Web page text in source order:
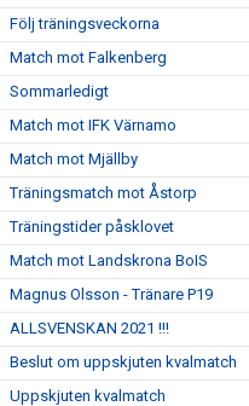
Följ träningsveckorna
Match mot Falkenberg
Sommarledigt
Match mot IFK Värnamo
Match mot Mjällby
Träningsmatch mot Åstorp
Träningstider påsklovet
Match mot Landskrona BoIS
Magnus Olsson - Tränare P19
ALLSVENSKAN 2021 !!!
Beslut om uppskjuten kvalmatch
Uppskjuten kvalmatch